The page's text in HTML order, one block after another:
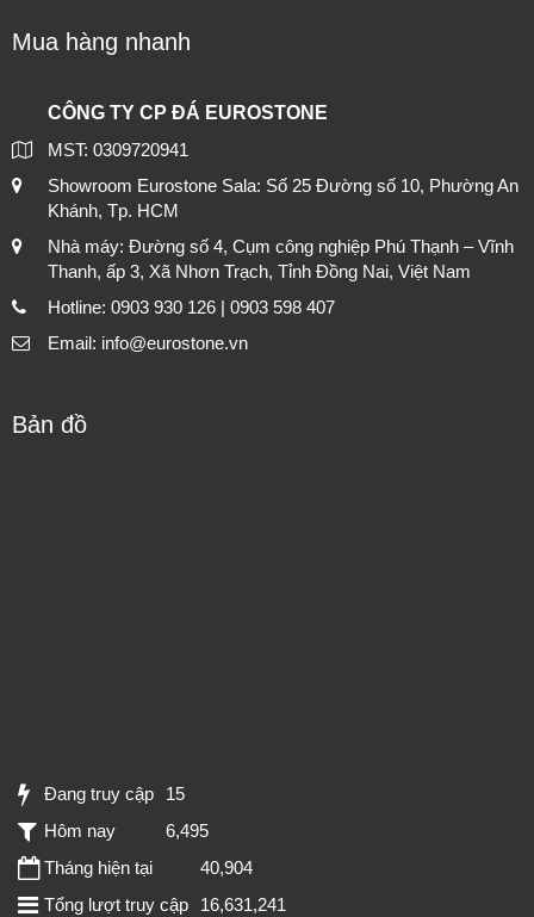
Mua hàng nhanh
CÔNG TY CP ĐÁ EUROSTONE
MST: 0309720941
Showroom Eurostone Sala: Số 25 Đường số 10, Phường An
Khánh, Tp. HCM
Nhà máy: Đường số 4, Cụm công nghiệp Phú Thạnh – Vĩnh
Thanh, ấp 3, Xã Nhơn Trạch, Tỉnh Đồng Nai, Việt Nam
Hotline: 0903 930 126 | 0903 598 407
Email: info@eurostone.vn
Bản đồ
Đang truy cập
15
Hôm nay
6,495
Tháng hiện tại
40,904
Tổng lượt truy cập
16,631,241